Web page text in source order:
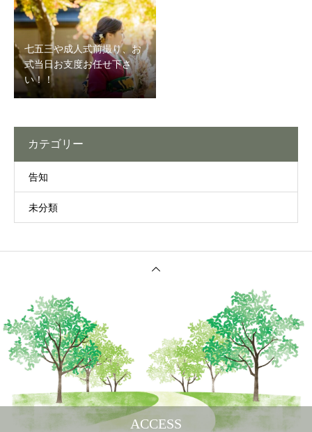
七五三や成人式前撮り、お
式当日お支度お任せ下さ
い！！
カテゴリー
告知
未分類
ACCESS